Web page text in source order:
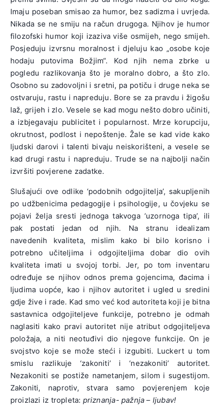
Imaju poseban smisao za humor, bez sadizma i uvrjeda.
Nikada se ne smiju na račun drugoga. Njihov je humor
filozofski humor koji izaziva više osmijeh, nego smijeh.
Posjeduju izvrsnu moralnost i djeluju kao „osobe koje
hodaju putovima Božjim“. Kod njih nema zbrke u
pogledu razlikovanja što je moralno dobro, a što zlo.
Osobno su zadovoljni i sretni, pa potiču i druge neka se
ostvaruju, rastu i napreduju. Bore se za pravdu i žigošu
laž, grijeh i zlo. Vesele se kad mogu nešto dobro učiniti,
a izbjegavaju publicitet i popularnost. Mrze korupciju,
okrutnost, podlost i nepoštenje. Žale se kad vide kako
ljudski darovi i talenti bivaju neiskorišteni, a vesele se
kad drugi rastu i napreduju. Trude se na najbolji način
izvršiti povjerene zadatke.
Slušajući ove odlike ‘podobnih odgojitelja’, sakupljenih
po udžbenicima pedagogije i psihologije, u čovjeku se
pojavi želja sresti jednoga takvoga ‘uzornoga tipa’, ili
pak postati jedan od njih. Na stranu idealizam
navedenih kvaliteta, mislim kako bi bilo korisno i
potrebno učiteljima i odgojiteljima dobar dio ovih
kvaliteta imati u svojoj torbi. Jer, po tom inventaru
određuje se njihov odnos prema gojencima, đacima i
ljudima uopće, kao i njihov autoritet i ugled u sredini
gdje žive i rade. Kad smo već kod autoriteta koji je bitna
sastavnica odgojiteljeve funkcije, potrebno je odmah
naglasiti kako pravi autoritet nije atribut odgojiteljeva
položaja, a niti neotuđivi dio njegove funkcije. On je
svojstvo koje se može steći i izgubiti. Luckert u tom
smislu razlikuje ‘zakoniti’ i ‘nezakoniti’ autoritet.
Nezakoniti se postiže nametanjem, silom i sugestijom.
Zakoniti, naprotiv, stvara samo povjerenjem koje
proizlazi iz tropleta: priznanja- pažnja – ljubav!